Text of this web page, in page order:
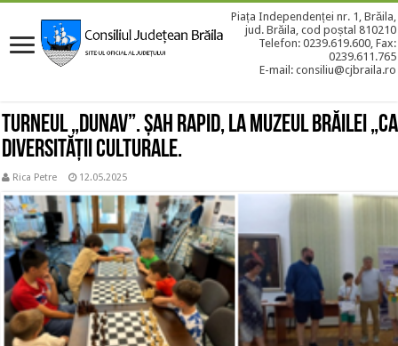
Piața Independenței nr. 1, Brăila,
jud. Brăila, cod poștal 810210
Telefon: 0239.619.600, Fax:
0239.611.765
E-mail: consiliu@cjbraila.ro
Turneul „DUNAV”. Șah rapid, la Muzeul Brăilei
Diversității Culturale.
Rica Petre 12.05.2025